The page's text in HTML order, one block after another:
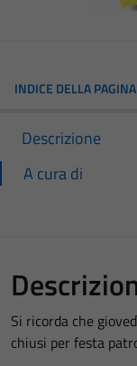
INDICE DELLA PAGINA
Descrizione
A cura di
Si ricorda che
chiusi per festa